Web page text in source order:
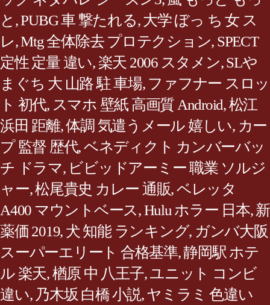
と ,PUBG 車 撃たれる,大学 ぼっ ち 女 ス
レ,Mtg 全体除去 プロテクション, SPECT
定性 定量 違い, 楽天 2006 スタメン,SLや
まぐち 大 山路 駐 車場, ファフナー スロッ
ト 初代, スマホ 壁紙 高画質 Android,松江
浜田 距離,体調 気遣うメール 嬉しい, カー
プ 監督 歴代,ベネディクト カンバーバッ
チ ドラマ, ビビッドアーミー 職業 ソルジ
ャー,松尾貴史 カレー 通販,ベレッタ
A400 マウントベース,Hulu ホラー 日本,新
薬価 2019, 犬 知能 ランキング, ガンバ大阪
スーパーエリート 合格基準,静岡駅 ホテ
ル 楽天,楢原 中 八王子,ユニット コンビ
違い, 乃木坂 白橋 小説,ヤミラミ 色違い